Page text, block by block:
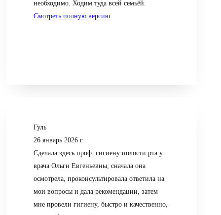
необходимо. Ходим туда всей семьёй.
Смотреть полную версию
Гуль
26 январь 2026 г.
Сделала здесь проф. гигиену полости рта у
врача Ольги Евгеньевны, сначала она
осмотрела, проконсультировала ответила на
мои вопросы и дала рекомендации, затем
мне провели гигиену, быстро и качественно,